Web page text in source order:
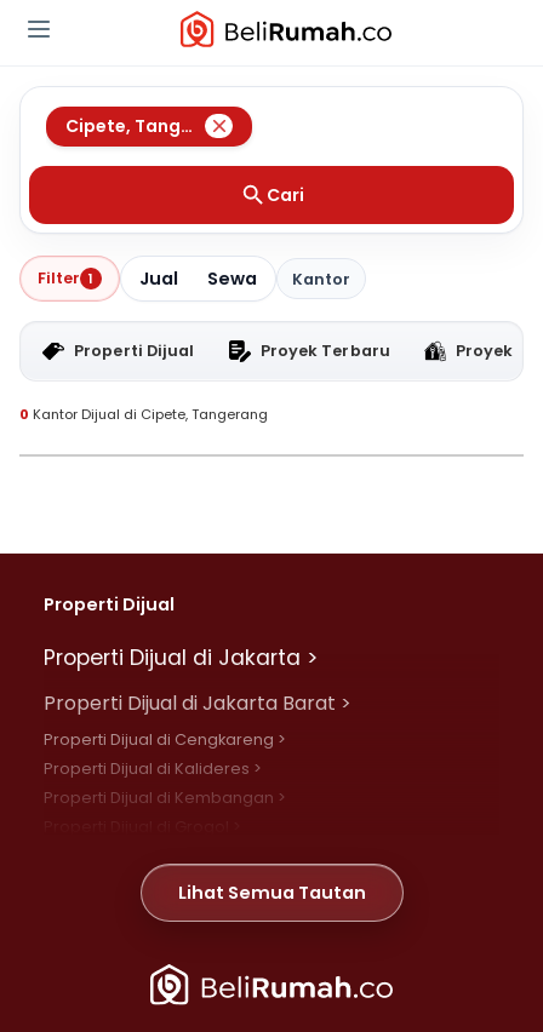
Cipete, Tangerang
Cari
Filter 1 Jual Sewa Kantor
Properti Dijual Proyek Terbaru Proyek
0 Kantor Dijual di Cipete, Tangerang
Properti Dijual
Properti Dijual di Jakarta >
Properti Dijual di Jakarta Barat >
Properti Dijual di Cengkareng >
Properti Dijual di Kalideres >
Properti Dijual di Kembangan >
Properti Dijual di Meruya >
Properti Dijual di Jelambar >
Properti Dijual di Jakarta Pusat >
Lihat Semua Tautan